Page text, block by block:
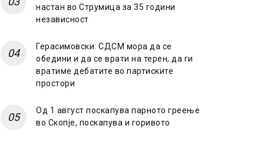
настан во Струмица за 35 години
независност
Герасимовски: СДСМ мора да се
обедини и да се врати на терен, да ги
вратиме дебатите во партиските
простори
Од 1 август поскапува парното греење
во Скопје, поскапува и горивото